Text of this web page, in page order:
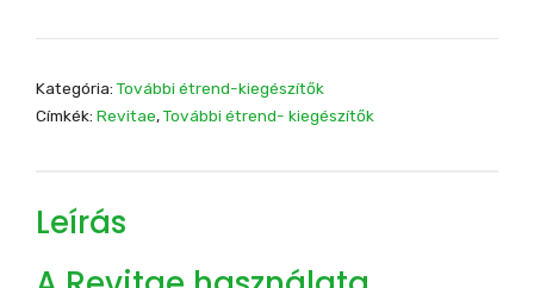
mennyiség
Kategória:További étrend-kiegészítők
Címkék: Revitae,További étrend- kiegészítők
Leírás